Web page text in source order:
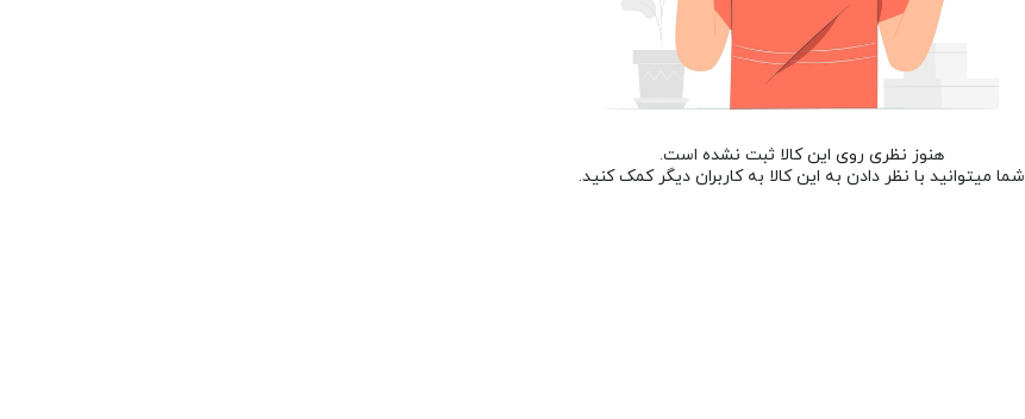
هنوز نظری روی این کالا ثبت نشده است.
شما میتوانید با نظر دادن به این کالا به کاربران دیگر کمک کنید.